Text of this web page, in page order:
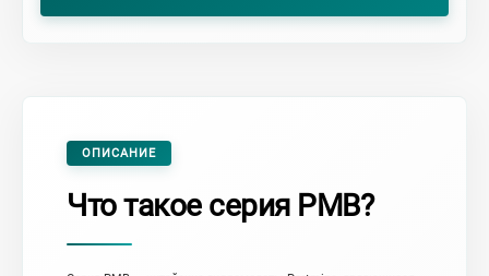
ОПИСАНИЕ
Что такое серия PMB?